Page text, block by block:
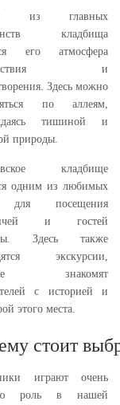
из главных
кладбища
его атмосфера
и
Здесь можно
по аллеям,
тишиной и
природы.
кладбище
одним из любимых
для посещения
и гостей
Здесь также
экскурсии,
знакомят
с историей и
этого места.
стоит
играют очень
роль в нашей